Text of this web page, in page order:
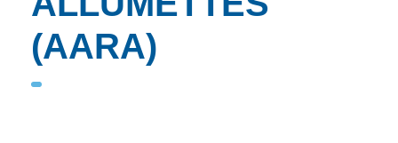
(AARA)